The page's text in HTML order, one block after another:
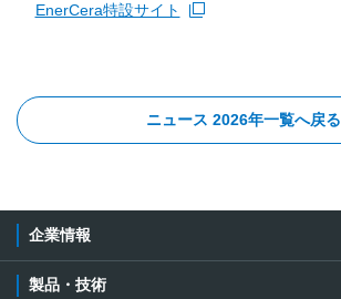
EnerCera特設サイト
ニュース 2026年一覧へ戻る
企業情報
製品・技術